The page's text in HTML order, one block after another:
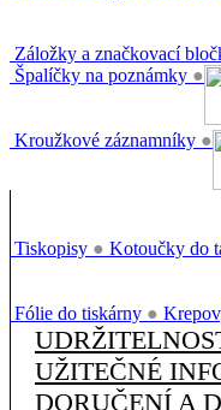
Záložky a značkovací
Špalíčky na poznámky ●
Kroužkové záznamníky ●
Tiskopisy ● Kotoučky do
Fólie do tiskárny ●
UŽITEČNÉ
DORUČENÍ A